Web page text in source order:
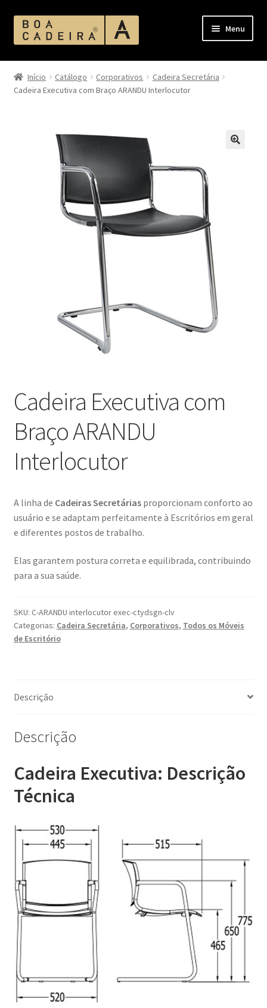
Pular
para
Pular
para
Menu
Início
Acabamento Assentos e Encostos
Acabamento MDF
Acabamentos
Granito
Home
Política de reembolso e devoluções
Quem Somos
Início Catálogo Corporativos
Cadeira Secretária
Cadeira Executiva com Braço ARANDU Interlocutor
Cadeira Executiva com
Braço ARANDU
Interlocutor
A linha de Cadeiras Secretárias proporcionam conforto ao
usuário e se adaptam perfeitamente à Escritórios em geral
e diferentes postos de trabalho.
Elas garantem postura correta e equilibrada, contribuindo
para a sua saúde.
SKU: C-ARANDU interlocutor exec-ctydsgn-clv
Categorias: Cadeira Secretária, Corporativos, Todos os Móveis
de Escritório
Descrição
Descrição
Cadeira Executiva: Descrição
Técnica